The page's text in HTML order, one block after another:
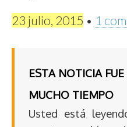
23 julio, 2015 • 1
ESTA NOTICIA
MUCHO TIEMPO
Usted está